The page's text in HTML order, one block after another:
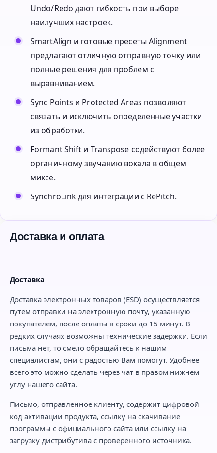
Undo/Redo дают гибкость при выборе
наилучших настроек.
SmartAlign и готовые пресеты Alignment
предлагают отличную отправную точку или
полные решения для проблем с
выравниванием.
Sync Points и Protected Areas позволяют
связать и исключить определенные участки
из обработки.
Formant Shift и Transpose содействуют более
органичному звучанию вокала в общем
миксе.
SynchroLink для интеграции с RePitch.
Доставка и оплата
Доставка
Доставка электронных товаров (ESD) осуществляется
путем отправки на электронную почту, указанную
покупателем, после оплаты в сроки до 15 минут. В
редких случаях возможны технические задержки. Если
письма нет, то смело обращайтесь к нашим
специалистам, они с радостью Вам помогут. Удобнее
всего это можно сделать через чат в правом нижнем
углу нашего сайта.
Письмо, отправленное клиенту, содержит цифровой
код активации продукта, ссылку на скачивание
программы с официального сайта или ссылку на
загрузку дистрибутива с проверенного источника.